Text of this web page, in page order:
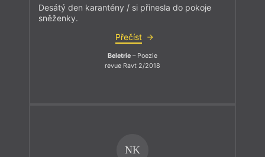
Desátý den karantény / si přinesla do pokoje
sněženky.
Přečíst
Beletrie – Poezie
revue Ravt 2/2018
NK